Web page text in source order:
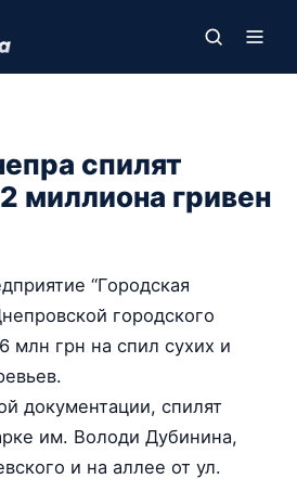
спилят
миллиона гривен
“Городская
городского
млн грн на спил сухих и
документации, спилят
им. Володи Дубинина,
и на аллее от ул.